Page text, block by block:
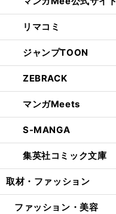
リマコミ
ジャンプTOON
ZEBRACK
マンガMeets
S-MANGA
集英社コミック文庫
取材・ファッション
ファッション・美容